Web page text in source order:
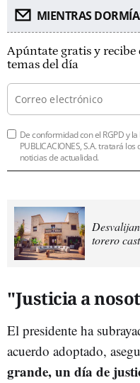
MIENTRAS
Apúntate gratis y recibe
temas del día
De conformidad con el RGPD y la
PUBLICACIONES, S.A. tratará
noticias de actualidad.
torero
"Justicia a
El presidente ha
acuerdo adoptado,
grande, un día de